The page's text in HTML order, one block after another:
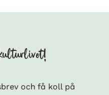
och få koll på